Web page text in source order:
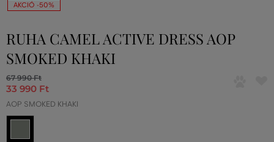
AKCIÓ -50%
RUHA CAMEL ACTIVE DRESS AOP
SMOKED KHAKI
67 990 Ft
33 990 Ft
AOP SMOKED KHAKI